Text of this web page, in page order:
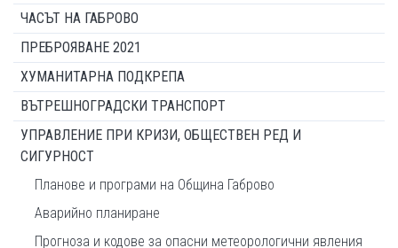
ЧАСЪТ НА ГАБРОВО
ПРЕБРОЯВАНЕ 2021
ХУМАНИТАРНА ПОДКРЕПА
ВЪТРЕШНОГРАДСКИ ТРАНСПОРТ
УПРАВЛЕНИЕ ПРИ КРИЗИ, ОБЩЕСТВЕН РЕД И
СИГУРНОСТ
Планове и програми на Община Габрово
Аварийно планиране
Прогноза и кодове за опасни метеорологични явления